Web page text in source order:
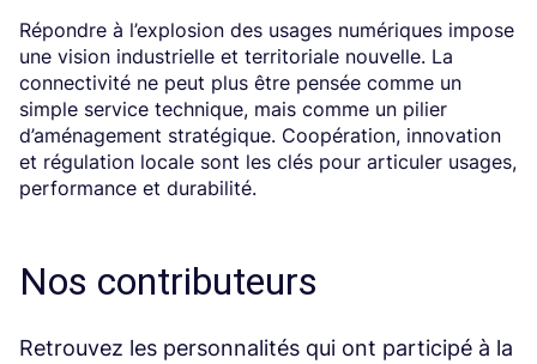
Répondre à l’explosion des usages numériques impose
une vision industrielle et territoriale nouvelle. La
connectivité ne peut plus être pensée comme un
simple service technique, mais comme un pilier
d’aménagement stratégique. Coopération, innovation
et régulation locale sont les clés pour articuler usages,
performance et durabilité.
Nos contributeurs
Retrouvez les personnalités qui ont participé à la